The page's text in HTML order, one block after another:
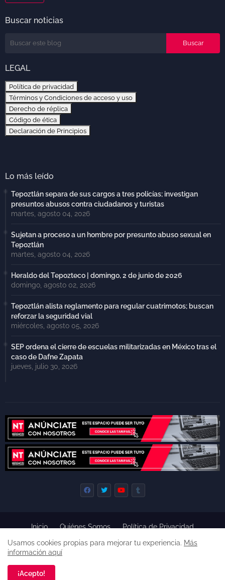
Buscar noticias
LEGAL
Política de privacidad
Términos y Condiciones de acceso y uso
Derecho de réplica
Código de ética
Declaración de Principios
Lo más leído
Tepoztlán separa de sus cargos a tres policías; investigan
presuntos abusos contra ciudadanos y turistas
martes, agosto 04, 2026
Sujetan a proceso a un hombre por presunto abuso sexual en
Tepoztlán
martes, agosto 04, 2026
Heraldo del Tepozteco | domingo, 2 de junio de 2026
domingo, agosto 02, 2026
Tepoztlán alista reglamento para regular cuatrimotos; buscan
reforzar la seguridad vial
miércoles, agosto 05, 2026
SEP ordena el cierre de escuelas militarizadas en México tras el
caso de Dafne Zapata
jueves, julio 30, 2026
Derechos reservados, 2022 -
Una empresa de
Inicio Quiénes Somos
Política de Privacidad
Derecho de Réplica
Términos y Condiciones de Uso
Usamos cookies propias para mejorar tu experiencia. Más
información aquí
¡Acepto!